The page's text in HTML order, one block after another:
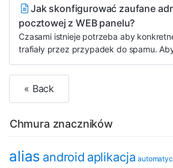
Jak skonfigurować zaufane
pocztowej z WEB panelu?
Czasami istnieje potrzeba aby
trafiały przez przypadek do spamu.
« Back
Chmura znaczników
alias android aplikacja